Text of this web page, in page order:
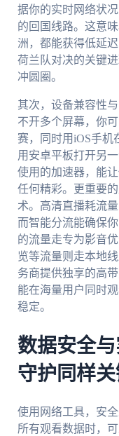
据你的实时网络状
的回国线路。这意
洲，都能获得低延
荷兰队对决的关键
冲圆圈。
其次，设备兼容性
不开多个屏幕，你
赛，同时用iOS手机
用安卓平板打开另
使用的加速器，能
任何精彩。更重要
术。高清直播耗流
而智能分流能确保
的流量走专为影音
览等流量则走本地
务商提供独享的高
能在海量用户同时
稳定。
数据安全
守护同样
使用网络工具，安
所有观看数据时，